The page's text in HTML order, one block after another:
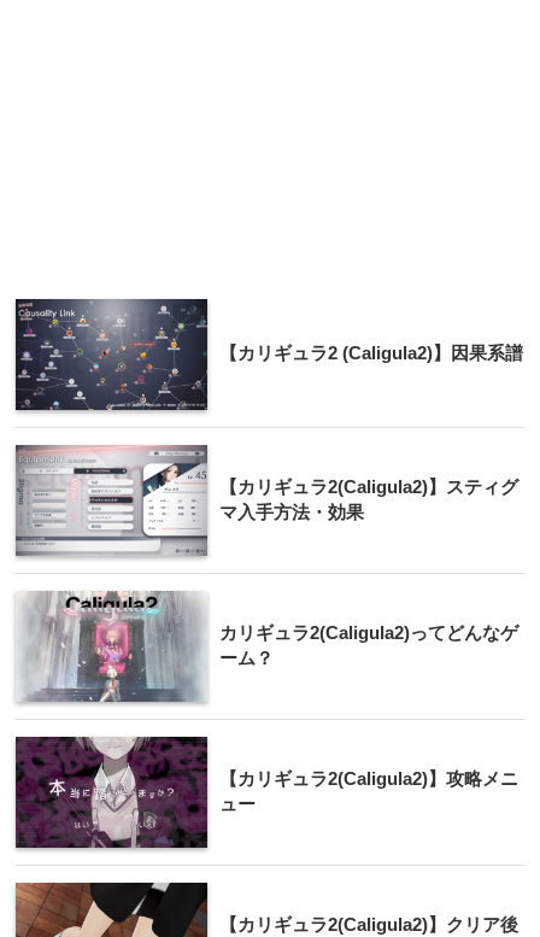
【カリギュラ2 (Caligula2)】因果系譜
【カリギュラ2(Caligula2)】スティグ
マ入手方法・効果
カリギュラ2(Caligula2)ってどんなゲ
ーム？
【カリギュラ2(Caligula2)】攻略メニ
ュー
【カリギュラ2(Caligula2)】クリア後